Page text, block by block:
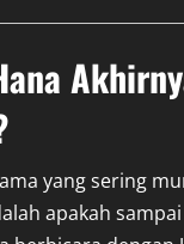
yang sering
apakah